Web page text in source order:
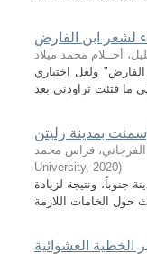
لشعر ابن الفارض
أحــلام محمد ميلاد
ولعل اختياري
بمدينة زليتن
الفرجاني، فراس محمد
University, 2020)
بمدينة زليتن والذي يبعد 12 كم عن مركز المدينة جنوباً، ونتيجة لزيادة
الخطية العشوائية